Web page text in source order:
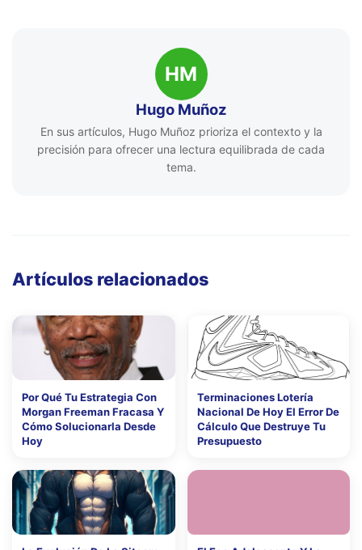
HM
Hugo Muñoz
En sus artículos, Hugo Muñoz prioriza el contexto y la
precisión para ofrecer una lectura equilibrada de cada
tema.
Artículos relacionados
Por Qué Tu Estrategia Con
Morgan Freeman Fracasa Y
Cómo Solucionarla Desde
Hoy
Terminaciones Lotería
Nacional De Hoy El Error De
Cálculo Que Destruye Tu
Presupuesto